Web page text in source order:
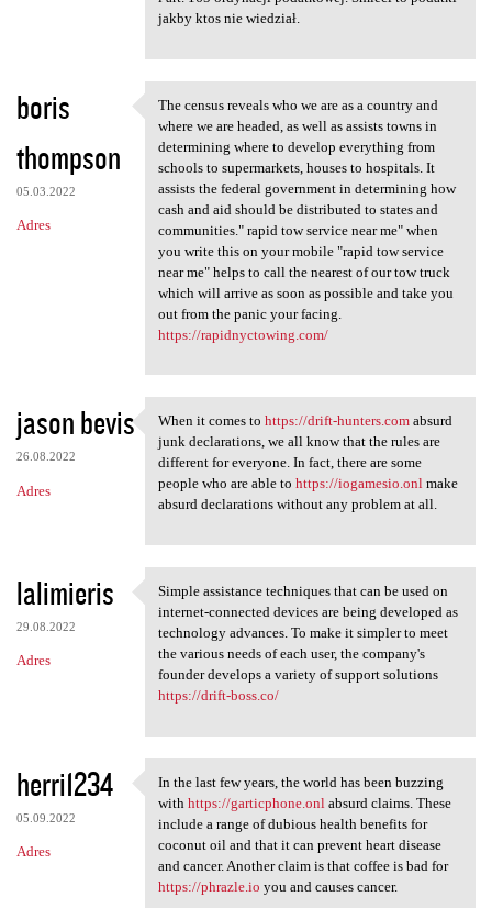
z
e
jakby ktos nie wiedział.
boris
thompson
05.03.2022
Adres
The census reveals who we are
The census reveals who we are as a country and
where we are headed, as well as assists towns in
determining where to develop everything from
schools to supermarkets, houses to hospitals. It
assists the federal government in determining how
cash and aid should be distributed to states and
communities." rapid tow service near me" when
you write this on your mobile "rapid tow service
near me" helps to call the nearest of our tow truck
which will arrive as soon as possible and take you
out from the panic your facing.
https://rapidnyctowing.com/
jason bevis
26.08.2022
Adres
When it comes to https:/
When it comes to https://drift-hunters.comabsurd
junk declarations, we all know that the rules are
different for everyone. In fact, there are some
people who are able to https://iogamesio.onlmake
absurd declarations without any problem at all.
lalimieris
29.08.2022
Adres
Simple assistance techniques
Simple assistance techniques that can be used on
internet-connected devices are being developed as
technology advances. To make it simpler to meet
the various needs of each user, the company's
founder develops a variety of support solutions
https://drift-boss.co/
herri1234
05.09.2022
Adres
In the last few years, the
In the last few years, the world has been buzzing
with https://garticphone.onl absurd claims. These
include a range of dubious health benefits for
coconut oil and that it can prevent heart disease
and cancer. Another claim is that coffee is bad for
https://phrazle.io you and causes cancer.